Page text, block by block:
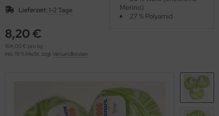
Lieferzeit: 1-2 Tage
8,20 €
164,00 € pro kg
inkl. 19 % MwSt. zzgl. Versandkosten
Merino)
27 % Polyamid
(276)